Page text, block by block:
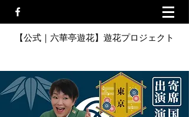
【公式｜六華亭遊花】遊花プロジェクト